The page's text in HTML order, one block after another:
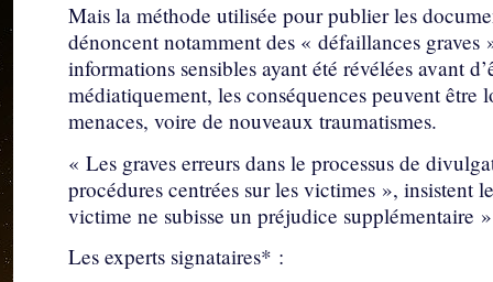
Mais la méthode utilisée pour publier les
dénoncent notamment des « défaillances
informations sensibles ayant été révélées avant
médiatiquement, les conséquences peuvent être
menaces, voire de nouveaux traumatismes.
« Les graves erreurs dans le processus de
procédures centrées sur les victimes », insistent
victime ne subisse un préjudice supplémentaire
Les experts signataires* :